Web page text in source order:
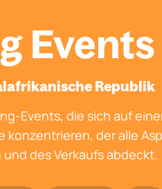
Events
Republik
Events, die sich auf
der alle
des Verkaufs abdeckt.